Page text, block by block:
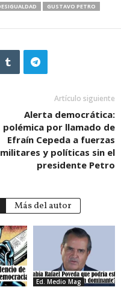
GUSTAVO PETRO
Artículo siguiente
Alerta democrática:
polémica por llamado de
Efraín Cepeda a fuerzas
militares y políticas sin el
presidente Petro
Más del autor
Ed. Medio Mag